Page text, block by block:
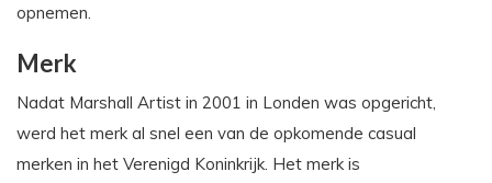
opnemen.
Merk
Nadat Marshall Artist in 2001 in Londen was opgericht,
werd het merk al snel een van de opkomende casual
merken in het Verenigd Koninkrijk. Het merk is